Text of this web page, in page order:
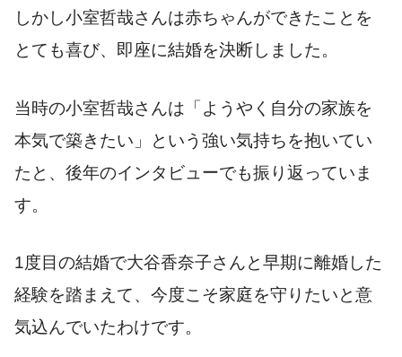
しかし小室哲哉さんは赤ちゃんができたことを
とても喜び、即座に結婚を決断しました。
当時の小室哲哉さんは「ようやく自分の家族を
本気で築きたい」という強い気持ちを抱いてい
たと、後年のインタビューでも振り返っていま
す。
1度目の結婚で大谷香奈子さんと早期に離婚した
経験を踏まえて、今度こそ家庭を守りたいと意
気込んでいたわけです。